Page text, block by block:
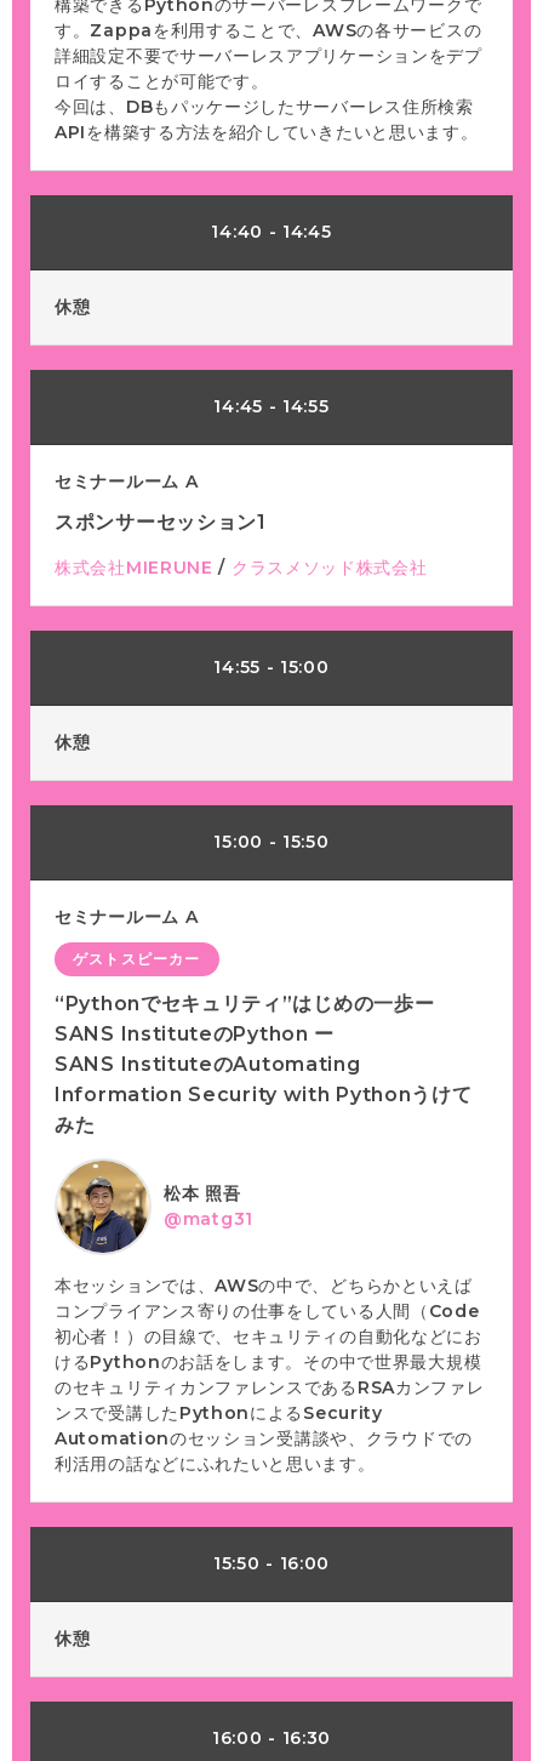
構築できるPythonのサーバーレスフレームワークで
す。Zappaを利用することで、AWSの各サービスの
詳細設定不要でサーバーレスアプリケーションをデプ
ロイすることが可能です。
今回は、DBもパッケージしたサーバーレス住所検索
APIを構築する方法を紹介していきたいと思います。
14:40 - 14:45
休憩
14:45 - 14:55
セミナールーム A
スポンサーセッション1
株式会社MIERUNE / クラスメソッド株式会社
14:55 - 15:00
休憩
15:00 - 15:50
セミナールーム A
ゲストスピーカー
“Pythonでセキュリティ”はじめの一歩ー
SANS InstituteのPython ー
SANS InstituteのAutomating
Information Security with Pythonうけて
みた
松本 照吾
@matg31
本セッションでは、AWSの中で、どちらかといえば
コンプライアンス寄りの仕事をしている人間（Code
初心者！）の目線で、セキュリティの自動化などにお
けるPythonのお話をします。その中で世界最大規模
のセキュリティカンファレンスであるRSAカンファレ
ンスで受講したPythonによるSecurity
Automationのセッション受講談や、クラウドでの
利活用の話などにふれたいと思います。
15:50 - 16:00
休憩
16:00 - 16:30